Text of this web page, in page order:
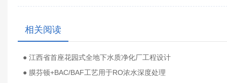
相关阅读
● 江西省首座花园式全地下水质净化厂工程设计
● 膜芬顿+BAC/BAF工艺用于RO浓水深度处理